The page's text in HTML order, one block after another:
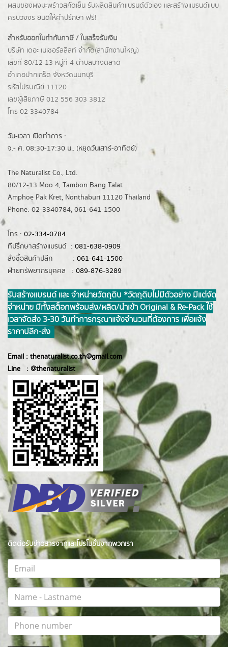
ผสมของผงมะพร้าวสกัดเย็น รับผลิตสินค้าแบรนด์ตัวเอง และสร้างแบรนด์แบบ
ครบวงจร ยินดีให้คำปรึกษา ฟรี!
สำหรับออกใบกำกับภาษี / ใบเสร็จรับเงิน
บริษัท เดอะ เนเชอรัลลิสท์ จำกัด(ส่านักงานใหญ่)
เลขที่ 80/12-13 หมู่ที่ 4 ตำบลบางตลาด
อำเภอปากเกร็ด จังหวัดนนทบุรี
รหัสไปรษณีย์ 11120
เลขผู้เสียภาษี 012 556 303 3812
โทร 02-3340784
วัน-เวลา เปิดทำการ :
จ.- ศ. 08:30-17:30 น.. (หยุดวันเสาร์-อาทิตย์)
The Naturalist Co., Ltd.
80/12-13 Moo 4, Tambon Bang Talat
Amphoe Pak Kret, Nonthaburi 11120 Thailand
Phone: 02-3340784, 061-641-1500
โทร : 02-334-0784
ที่ปรึกษาสร้างแบรนด์ : 081-638-0909
สั่งซื้อสินค้าปลีก : 061-641-1500
ฝ่ายทรัพยากรบุคคล : 089-876-3289
รับสร้างแบรนด์ และ จำหน่ายวัตถุดิบ *วัตถุดิบไม่มีตัวอย่าง มีแต่จัด
จำหน่าย มีทั้งสต็อกพร้อมส่ง/ผลิต/นำเข้า Original & Re-Pack ใช้
เวลาจัดส่ง 3-30 วันทำการ กรุณาแจ้งจำนวนที่ต้องการ เพื่อแจ้ง
ราคาปลีก-ส่ง
Email : thenaturalist.co.th@gmail.com
Line : @thenaturalist
ติดต่อรับข่าวสารจากและโปรโมชั่นจากพวกเรา